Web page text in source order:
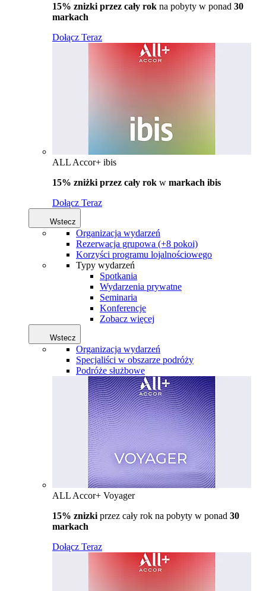
15% znizki przez cały rok na pobyty w ponad 30
markach
Dołącz Teraz
ALL Accor+ ibis
15% zniżki przez cały rok w markach ibis
Dołącz Teraz
Wstecz
Organizacja wydarzeń
Rezerwacja grupowa (+8 pokoi)
Korzyści programu lojalnościowego
Typy wydarzeń
Spotkania
Wydarzenia prywatne
Seminaria
Konferencje
Zobacz więcej
Wstecz
Organizacja wydarzeń
Specjaliści w obszarze podróży
Podróże służbowe
ALL Accor+ Voyager
15% znizki przez cały rok na pobyty w ponad 30
markach
Dołącz Teraz